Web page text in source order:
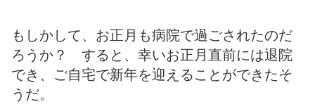
もしかして、お正月も病院で過ごされたのだ
ろうか？ すると、幸いお正月直前には退院
でき、ご自宅で新年を迎えることができたそ
うだ。